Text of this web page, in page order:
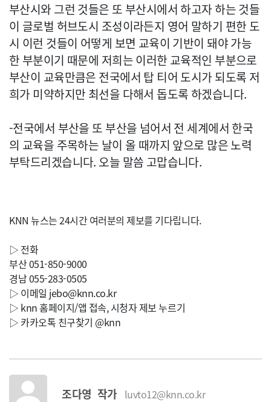
부산시와 그런 것들은 또 부산시에서 하고자 하는 것들
이 글로벌 허브도시 조성이라든지 영어 말하기 편한 도
시 이런 것들이 어떻게 보면 교육이 기반이 돼야 가능
한 부분이기 때문에 저희는 이러한 교육적인 부분으로
부산이 교육만큼은 전국에서 탑 티어 도시가 되도록 저
희가 미약하지만 최선을 다해서 돕도록 하겠습니다.
-전국에서 부산을 또 부산을 넘어서 전 세계에서 한국
의 교육을 주목하는 날이 올 때까지 앞으로 많은 노력
부탁드리겠습니다. 오늘 말씀 고맙습니다.
KNN 뉴스는 24시간 여러분의 제보를 기다립니다.
▷ 전화
부산 051-850-9000
경남 055-283-0505
▷ 이메일 jebo@knn.co.kr
▷ knn 홈페이지/앱 접속, 시청자 제보 누르기
▷ 카카오톡 친구찾기 @knn
조다영 작가 luvto12@knn.co.kr